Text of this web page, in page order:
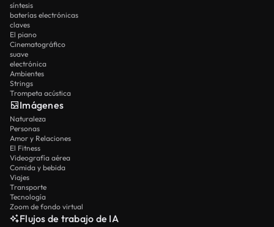
síntesis
baterías electrónicas
claves
El piano
Cinematográfico
suave
electrónica
Ambientes
Strings
Trompeta acústica
Imágenes
Naturaleza
Personas
Amor y Relaciones
El Fitness
Videografía aérea
Comida y bebida
Viajes
Transporte
Tecnología
Zoom de fondo virtual
Flujos de trabajo de IA